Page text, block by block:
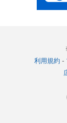
利用規約 -